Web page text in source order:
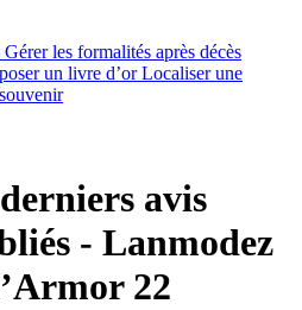
Gérer les formalités après décès
un livre d’orLocaliser une
avis
- Lanmodez
22